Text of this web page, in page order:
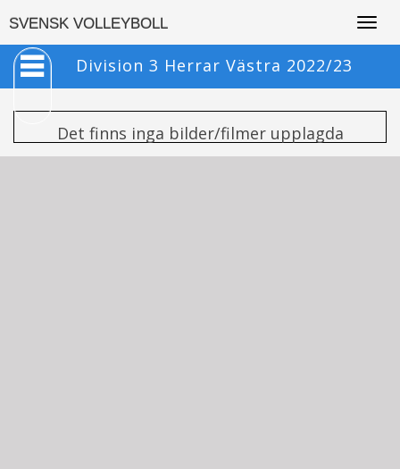
SVENSK VOLLEYBOLL
Division 3 Herrar Västra 2022/23
Det finns inga bilder/filmer upplagda